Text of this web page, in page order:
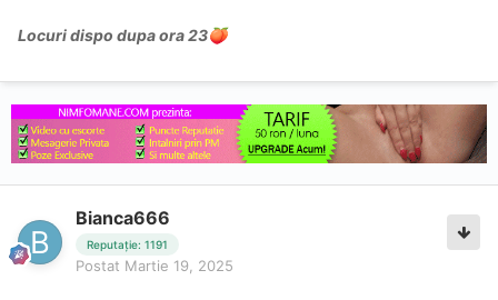
Locuri dispo dupa ora 23🍑
Bianca666
Reputație: 1191
Postat Martie 19, 2025